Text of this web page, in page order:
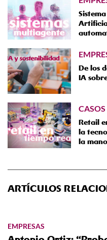
De los
IA
Retail
la
la mano
ARTÍCULOS
EMPRESAS